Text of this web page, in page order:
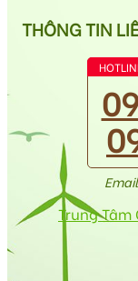
THÔNG TIN
Trung Tâm